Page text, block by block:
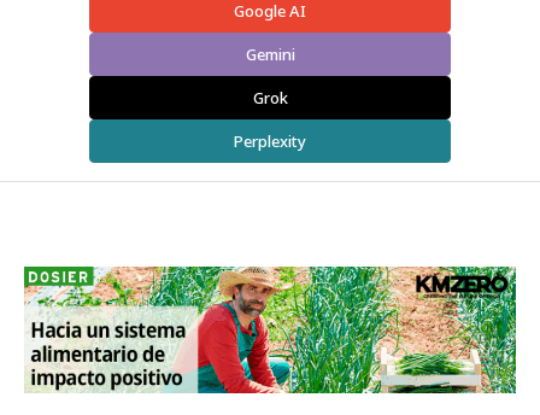
Google AI
Gemini
Grok
Perplexity